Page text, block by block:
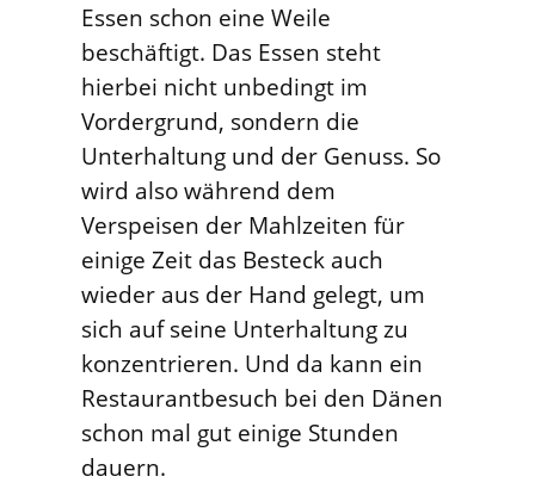
Essen schon eine Weile
beschäftigt. Das Essen steht
hierbei nicht unbedingt im
Vordergrund, sondern die
Unterhaltung und der Genuss. So
wird also während dem
Verspeisen der Mahlzeiten für
einige Zeit das Besteck auch
wieder aus der Hand gelegt, um
sich auf seine Unterhaltung zu
konzentrieren. Und da kann ein
Restaurantbesuch bei den Dänen
schon mal gut einige Stunden
dauern.